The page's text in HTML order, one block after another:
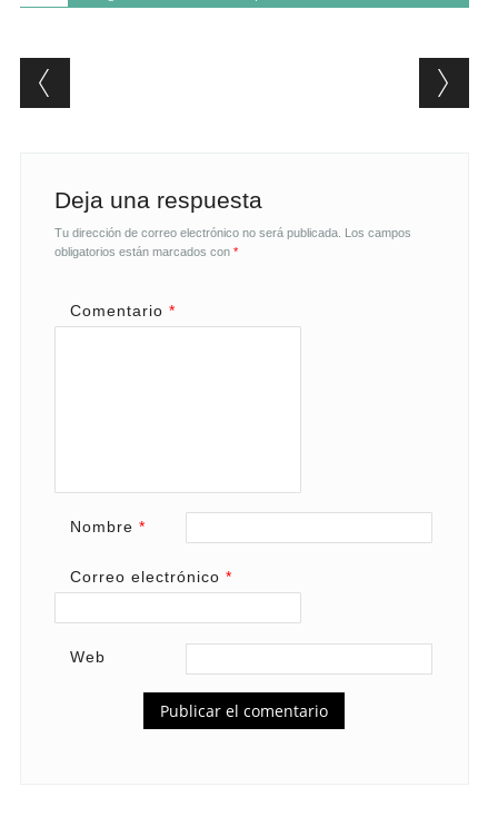
Post navigation
Deja una respuesta
Tu dirección de correo electrónico no será publicada. Los campos
obligatorios están marcados con *
Comentario *
Nombre *
Correo electrónico *
Web